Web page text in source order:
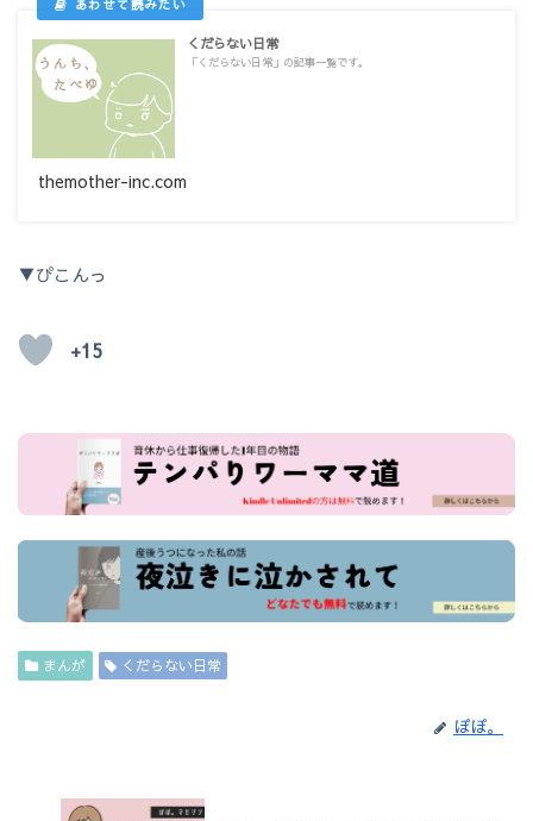
くだらない日常
「くだらない日常」の記事一覧です。
themother-inc.com
▼ぴこんっ
+15
まんが くだらない日常
ぽぽ。